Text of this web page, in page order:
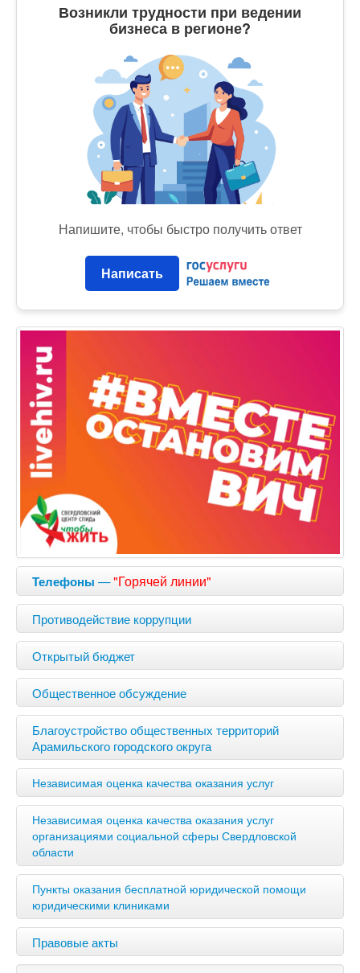
Возникли трудности при ведении
бизнеса в регионе?
Напишите, чтобы быстро получить ответ
Написать
Телефоны —"Горячей линии"
Противодействие коррупции
Открытый бюджет
Общественное обсуждение
Благоустройство общественных территорий
Арамильского городского округа
Независимая оценка качества оказания услуг
Независимая оценка качества оказания услуг
организациями социальной сферы Свердловской
области
Пункты оказания бесплатной юридической помощи
юридическими клиниками
Правовые акты